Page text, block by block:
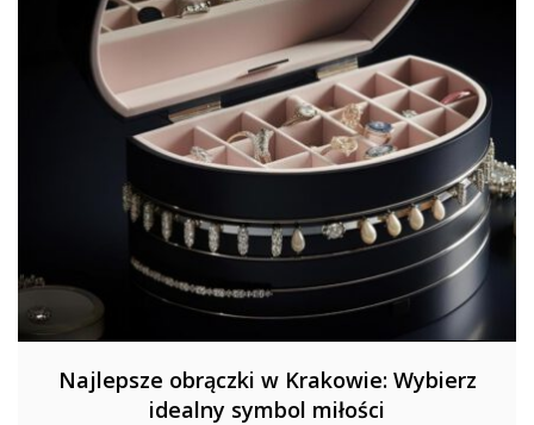
Najlepsze obrączki w Krakowie: Wybierz
idealny symbol miłości